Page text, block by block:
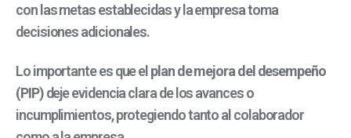
con las metas establecidas y la empresa toma
decisiones adicionales.
Lo importante es que el plan de mejora del desempeño
(PIP)deje evidencia clara de los avances o
incumplimientos, protegiendo tanto al colaborador